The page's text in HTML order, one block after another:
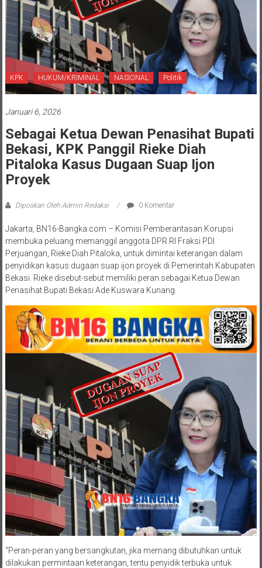
KPK HUKUM/KRIMINAL NASIONAL Politik
Januari 6, 2026
Sebagai Ketua Dewan Penasihat Bupati
Bekasi, KPK Panggil Rieke Diah
Pitaloka Kasus Dugaan Suap Ijon
Proyek
Diposkan Oleh:Admin Redaksi 0 Komentar
Jakarta, BN16-Bangka.com – Komisi Pemberantasan Korupsi
membuka peluang memanggil anggota DPR RI Fraksi PDI
Perjuangan, Rieke Diah Pitaloka, untuk dimintai keterangan dalam
penyidikan kasus dugaan suap ijon proyek di Pemerintah Kabupaten
Bekasi. Rieke disebut-sebut memiliki peran sebagai Ketua Dewan
Penasihat Bupati Bekasi Ade Kuswara Kunang.
“Peran-peran yang bersangkutan, jika memang dibutuhkan untuk
dilakukan permintaan keterangan, tentu penyidik terbuka untuk